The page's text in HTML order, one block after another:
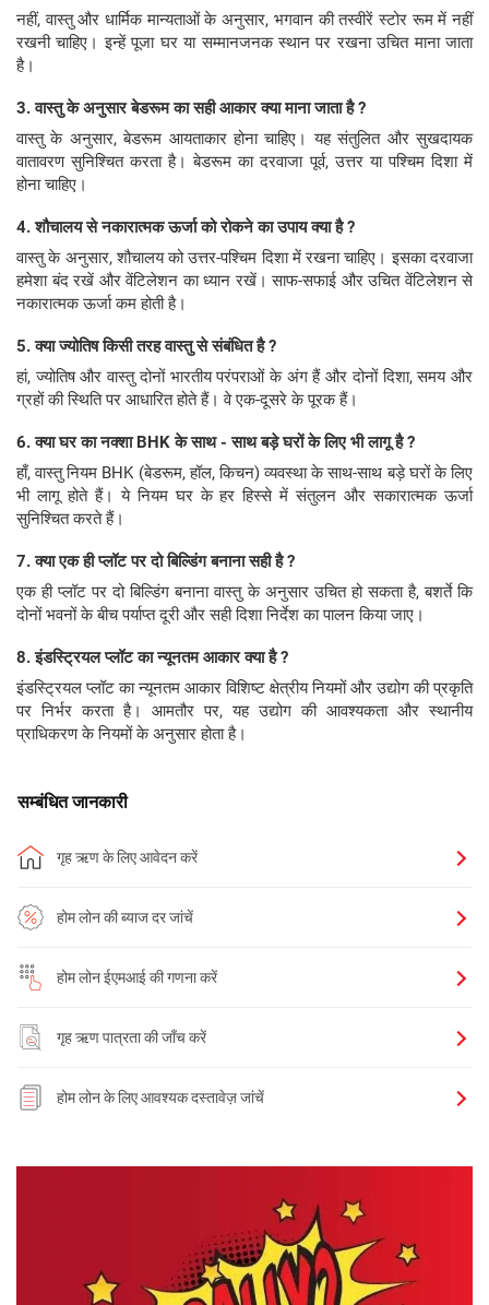
नहीं, वास्तु और धार्मिक मान्यताओं के अनुसार, भगवान की तस्वीरें स्टोर रूम में नहीं
रखनी चाहिए। इन्हें पूजा घर या सम्मानजनक स्थान पर रखना उचित माना जाता
है।
3. वास्तु के अनुसार बेडरूम का सही आकार क्या माना जाता है ?
वास्तु के अनुसार, बेडरूम आयताकार होना चाहिए। यह संतुलित और सुखदायक
वातावरण सुनिश्चित करता है। बेडरूम का दरवाजा पूर्व, उत्तर या पश्चिम दिशा में
होना चाहिए।
4. शौचालय से नकारात्मक ऊर्जा को रोकने का उपाय क्या है ?
वास्तु के अनुसार, शौचालय को उत्तर-पश्चिम दिशा में रखना चाहिए। इसका दरवाजा
हमेशा बंद रखें और वेंटिलेशन का ध्यान रखें। साफ-सफाई और उचित वेंटिलेशन से
नकारात्मक ऊर्जा कम होती है।
5. क्या ज्योतिष किसी तरह वास्तु से संबंधित है ?
हां, ज्योतिष और वास्तु दोनों भारतीय परंपराओं के अंग हैं और दोनों दिशा, समय और
ग्रहों की स्थिति पर आधारित होते हैं। वे एक-दूसरे के पूरक हैं।
6. क्या घर का नक्शा BHK के साथ - साथ बड़े घरों के लिए भी लागू है ?
हाँ, वास्तु नियम BHK (बेडरूम, हॉल, किचन) व्यवस्था के साथ-साथ बड़े घरों के लिए
भी लागू होते हैं। ये नियम घर के हर हिस्से में संतुलन और सकारात्मक ऊर्जा
सुनिश्चित करते हैं।
7. क्या एक ही प्लॉट पर दो बिल्डिंग बनाना सही है ?
एक ही प्लॉट पर दो बिल्डिंग बनाना वास्तु के अनुसार उचित हो सकता है, बशर्ते कि
दोनों भवनों के बीच पर्याप्त दूरी और सही दिशा निर्देश का पालन किया जाए।
8. इंडस्ट्रियल प्लॉट का न्यूनतम आकार क्या है ?
इंडस्ट्रियल प्लॉट का न्यूनतम आकार विशिष्ट क्षेत्रीय नियमों और उद्योग की प्रकृति
पर निर्भर करता है। आमतौर पर, यह उद्योग की आवश्यकता और स्थानीय
प्राधिकरण के नियमों के अनुसार होता है।
सम्बंधित जानकारी
गृह ऋण के लिए आवेदन करें
होम लोन की ब्याज दर जांचें
होम लोन ईएमआई की गणना करें
गृह ऋण पात्रता की जाँच करें
होम लोन के लिए आवश्यक दस्तावेज़ जांचें